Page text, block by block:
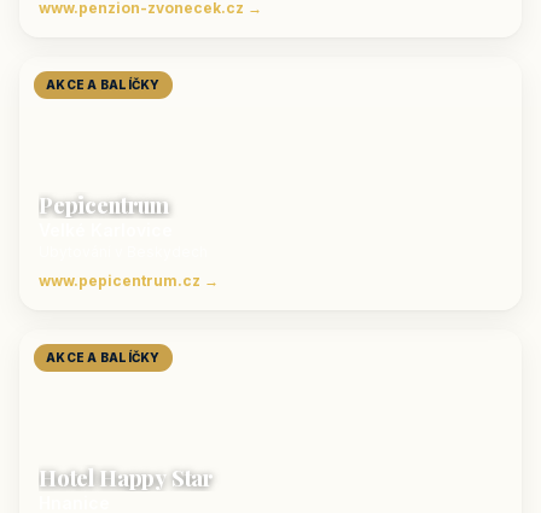
www.penzion-zvonecek.cz →
AKCE A BALÍČKY
Pepicentrum
www.pepicentrum.cz →
AKCE A BALÍČKY
Hotel Happy Star